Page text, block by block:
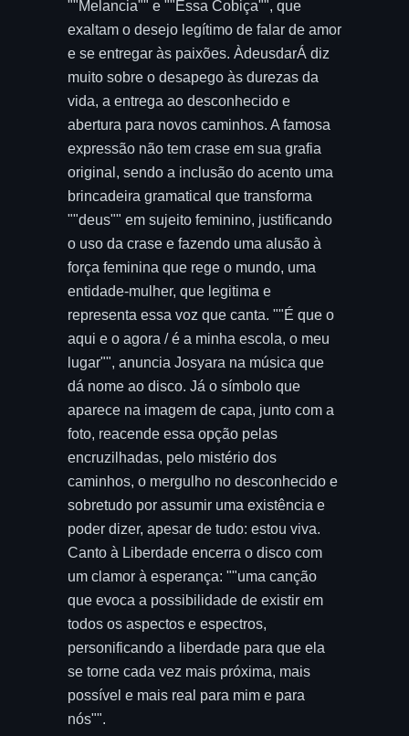
""Melancia"" e ""Essa Cobiça"", que
exaltam o desejo legítimo de falar de amor
e se entregar às paixões. ÀdeusdarÁ diz
muito sobre o desapego às durezas da
vida, a entrega ao desconhecido e
abertura para novos caminhos. A famosa
expressão não tem crase em sua grafia
original, sendo a inclusão do acento uma
brincadeira gramatical que transforma
""deus"" em sujeito feminino, justificando
o uso da crase e fazendo uma alusão à
força feminina que rege o mundo, uma
entidade-mulher, que legitima e
representa essa voz que canta. ""É que o
aqui e o agora / é a minha escola, o meu
lugar"", anuncia Josyara na música que
dá nome ao disco. Já o símbolo que
aparece na imagem de capa, junto com a
foto, reacende essa opção pelas
encruzilhadas, pelo mistério dos
caminhos, o mergulho no desconhecido e
sobretudo por assumir uma existência e
poder dizer, apesar de tudo: estou viva.
Canto à Liberdade encerra o disco com
um clamor à esperança: ""uma canção
que evoca a possibilidade de existir em
todos os aspectos e espectros,
personificando a liberdade para que ela
se torne cada vez mais próxima, mais
possível e mais real para mim e para
nós"".